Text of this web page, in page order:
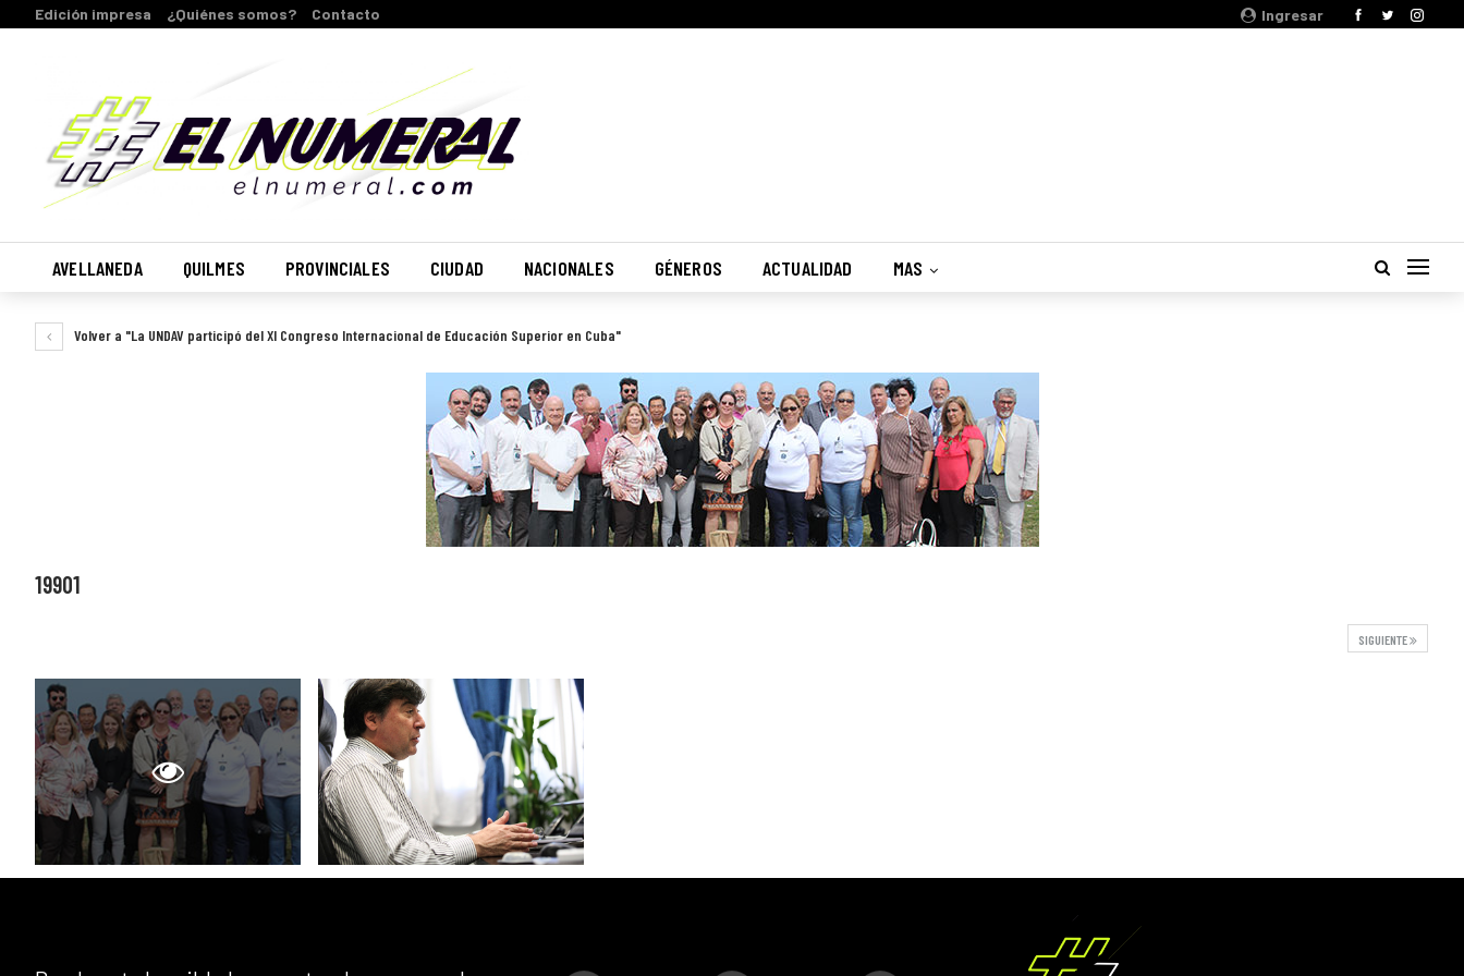
Ingresar
Edición impresa ¿Quiénes somos? Contacto
AVELLANEDA QUILMES PROVINCIALES CIUDAD NACIONALES GÉNEROS ACTUALIDAD MAS
Volver a "La UNDAV participó del XI Congreso Internacional de Educación Superior en Cuba"
19901
SIGUIENTE